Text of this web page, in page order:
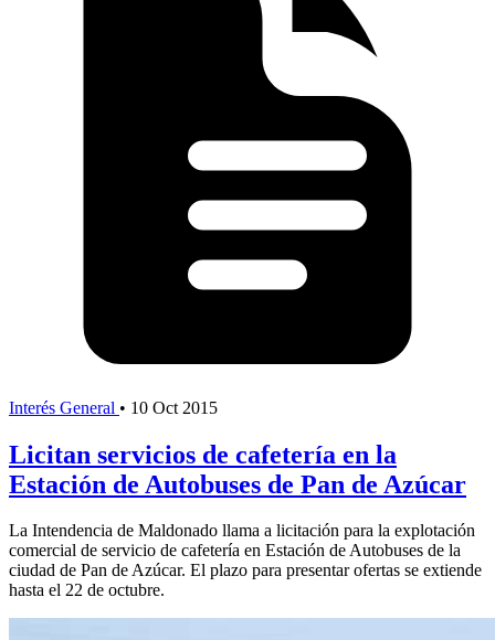
Interés General • 10 Oct 2015
Licitan servicios de cafetería en la
Estación de Autobuses de Pan de Azúcar
La Intendencia de Maldonado llama a licitación para la explotación
comercial de servicio de cafetería en Estación de Autobuses de la
ciudad de Pan de Azúcar. El plazo para presentar ofertas se extiende
hasta el 22 de octubre.